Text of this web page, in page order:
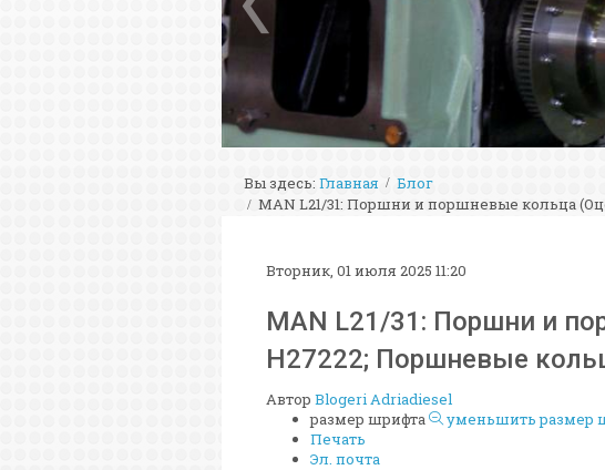
Вы здесь: Главная
Блог
MAN L21/31: Поршни и поршневые кольца
Вторник, 01 июля 2025 11:20
MAN L21/31: Поршни и
H27222; Поршневые
Автор Blogeri Adriadiesel
размер шрифта
уменьшить размер
Печать
Эл. почта